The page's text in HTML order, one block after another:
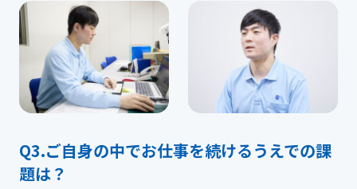
ご自身の中でお仕事を続けるうえでの課
題は？